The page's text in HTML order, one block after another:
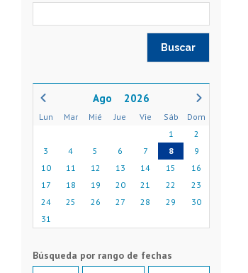
2026
Lun Mar Mié Jue Vie Sáb
Dom
1
2
3
4 5 6 7 8
9
10
11 12 13 14 15
16
17
18 19 20 21 22
23
24
25 26 27 28 29
30
31